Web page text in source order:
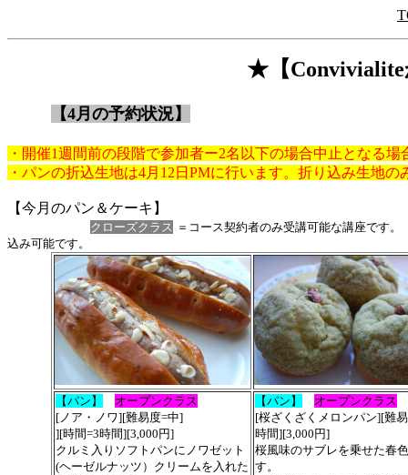
★【
【4月の予約状況】
・開催1週間前の段階で参加者ー2名以下の場合中止となる場
・パンの折込生地は4月12日PMに行います。折り込み生地の
【今月のパン＆ケーキ】
クローズクラス ＝コース契約者のみ受講可能な講座です
込み可能です。
【パン】
オープンクラス
[ノア・ノワ][難易度=中]
][時間=3時間][3,000円]
クルミ入りソフトパンにノワゼット
(ヘーゼルナッツ）クリームを入れた
【パン】
オープンクラス
[桜ざくざくメロンパン][難
時間][3,000円]
桜風味のサブレを乗せた春
す。